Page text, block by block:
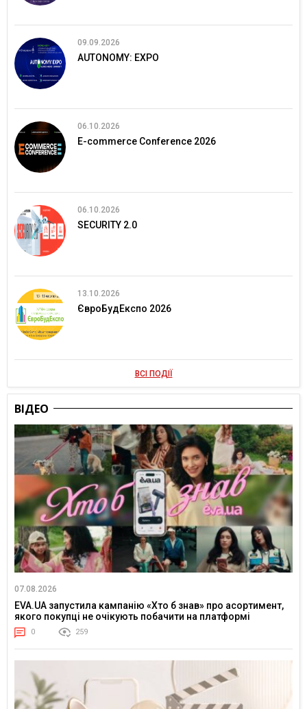
09.09.2026
AUTONOMY: EXPO
06.10.2026
E-commerce Conference 2026
06.10.2026
SECURITY 2.0
13.10.2026
ЄвроБудЕкспо 2026
ВСІ ПОДІЇ
ВІДЕО
07.08.2026
EVA.UA запустила кампанію «Хто б знав» про асортимент,
якого покупці не очікують побачити на платформі
0 259